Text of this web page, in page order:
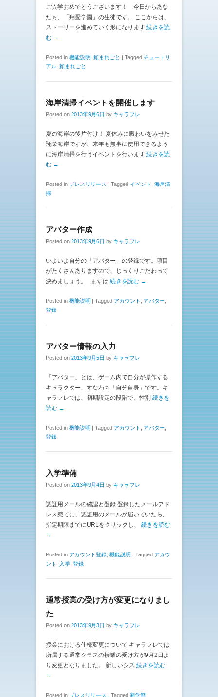
ご入学おめでとうございます！ 今日からあな
たも、「翔愛学園」の生徒です。 ここからは、
ストーリーを進めていく形になります 続きを読
む →
Posted in 機能説明 頼まれごと | Tagged チュートリ
アル 頼まれごと
海岸清掃イベントを開催します
Posted on 2013年9月6日 by キャラフレ
夏の海岸の後片付け！ 夏休みに賑わいをみせた
翔栄海岸ですが、来年も無事に使用できるよう
に海岸清掃を行うイベントを行います 続きを読
む →
Posted in プレスリリース | Tagged イベント
海岸清
掃
アバター作成
Posted on 2013年9月6日 by キャラフレ
いよいよ自分の「アバター」の登録です。項目
がたくさんありますので、じっくりこだわって
決めましょう。 まずは 続きを読む →
Posted in 機能説明 | Tagged アカウント アバター
登録
アバター情報の入力
Posted on 2013年9月5日 by キャラフレ
「アバター」とは、ゲーム内で自分が操作する
キャラクター、すなわち「自分自身」です。キ
ャラフレでは、初期設定の段階で、性別 続きを
読む →
Posted in 機能説明 | Tagged アカウント アバター
登録
入学準備
Posted on 2013年9月4日 by キャラフレ
認証用メールの確認と登録 登録したメールアド
レス宛てに、認証用のメールが届いていたら、
指定期限までにURLをクリックし、 続きを読む
→
Posted in アカウント登録 機能説明 | Tagged アカウ
ント
入学 登録
通常授業の受け方が変更になりまし
た
Posted on 2013年9月3日 by キャラフレ
授業における仕様変更について キャラフレでは
所属する通常クラスの授業の受け方が9月2日よ
り変更となりました。 新しいシス 続きを読む
→
Posted in プレスリリース | Tagged 新学期